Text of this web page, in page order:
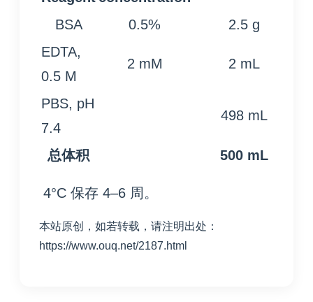
BSA 0.5%
2.5 g
EDTA,
0.5 M
2 mM 2 mL
PBS, pH
7.4
498 mL
总体积 500 mL
4°C 保存 4–6 周。
本站原创，如若转载，请注明出处：
https://www.ouq.net/2187.html